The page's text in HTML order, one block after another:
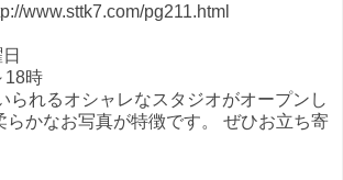
www.sttk7.com/pg211.html
18時
られるオシャレなスタジオがオープンし
らかなお写真が特徴です。 ぜひお立ち寄